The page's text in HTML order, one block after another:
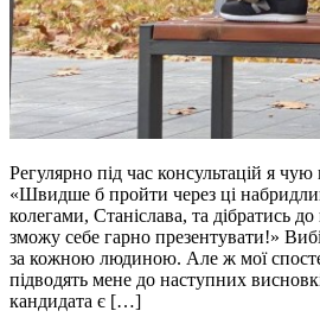
Регулярно під час консультацій я чую
«Швидше б пройти через ці
колегами, Станіслава, та дібратись
зможу себе гарно презентувати!»
за кожною людиною. Але ж мої
підводять мене до наступних
кандидата є […]